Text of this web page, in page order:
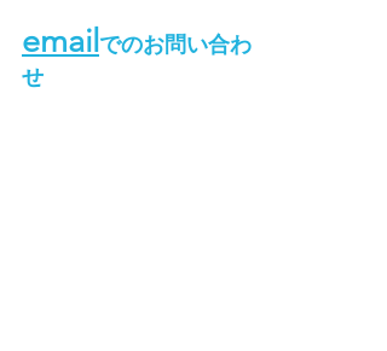
email でのお問い合わ
せ